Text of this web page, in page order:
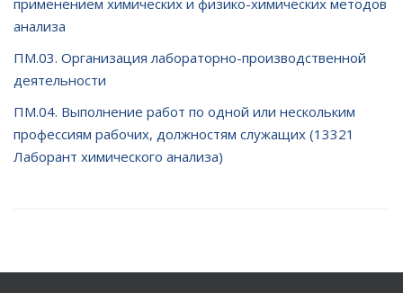
применением химических и физико-химических методов
анализа
ПМ.03. Организация лабораторно-производственной
деятельности
ПМ.04. Выполнение работ по одной или нескольким
профессиям рабочих, должностям служащих (13321
Лаборант химического анализа)